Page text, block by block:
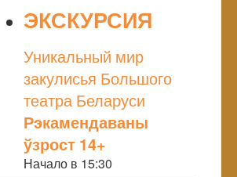
ЭКСКУРСИЯ
Уникальный мир
закулисья Большого
театра Беларуси
Рэкамендаваны
ўзрост 14+
Начало в 15:30